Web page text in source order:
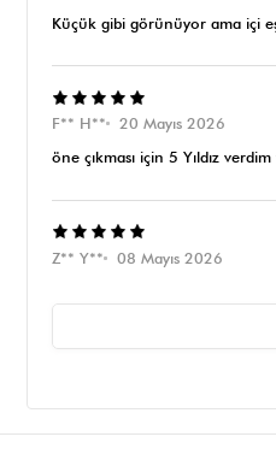
Küçük gibi görünüyor ama içi
F** H**
20 Mayıs 2026
öne çıkması için 5 Yıldız
Z** Y**
08 Mayıs 2026
sağladı severek kullanacağım.